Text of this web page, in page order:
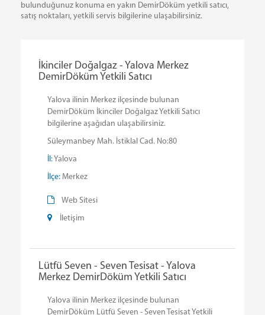
bulunduğunuz konuma en yakın DemirDöküm yetkili satıcı,
satış noktaları, yetkili servis bilgilerine ulaşabilirsiniz.
İkinciler Doğalgaz - Yalova Merkez
DemirDöküm Yetkili Satıcı
Yalova ilinin Merkez ilçesinde bulunan
DemirDöküm İkinciler Doğalgaz Yetkili Satıcı
bilgilerine aşağıdan ulaşabilirsiniz.
Süleymanbey Mah. İstiklal Cad. No:80
İl: Yalova
İlçe: Merkez
Web Sitesi
İletişim
Lütfü Seven - Seven Tesisat - Yalova
Merkez DemirDöküm Yetkili Satıcı
Yalova ilinin Merkez ilçesinde bulunan
DemirDöküm Lütfü Seven - Seven Tesisat Yetkili